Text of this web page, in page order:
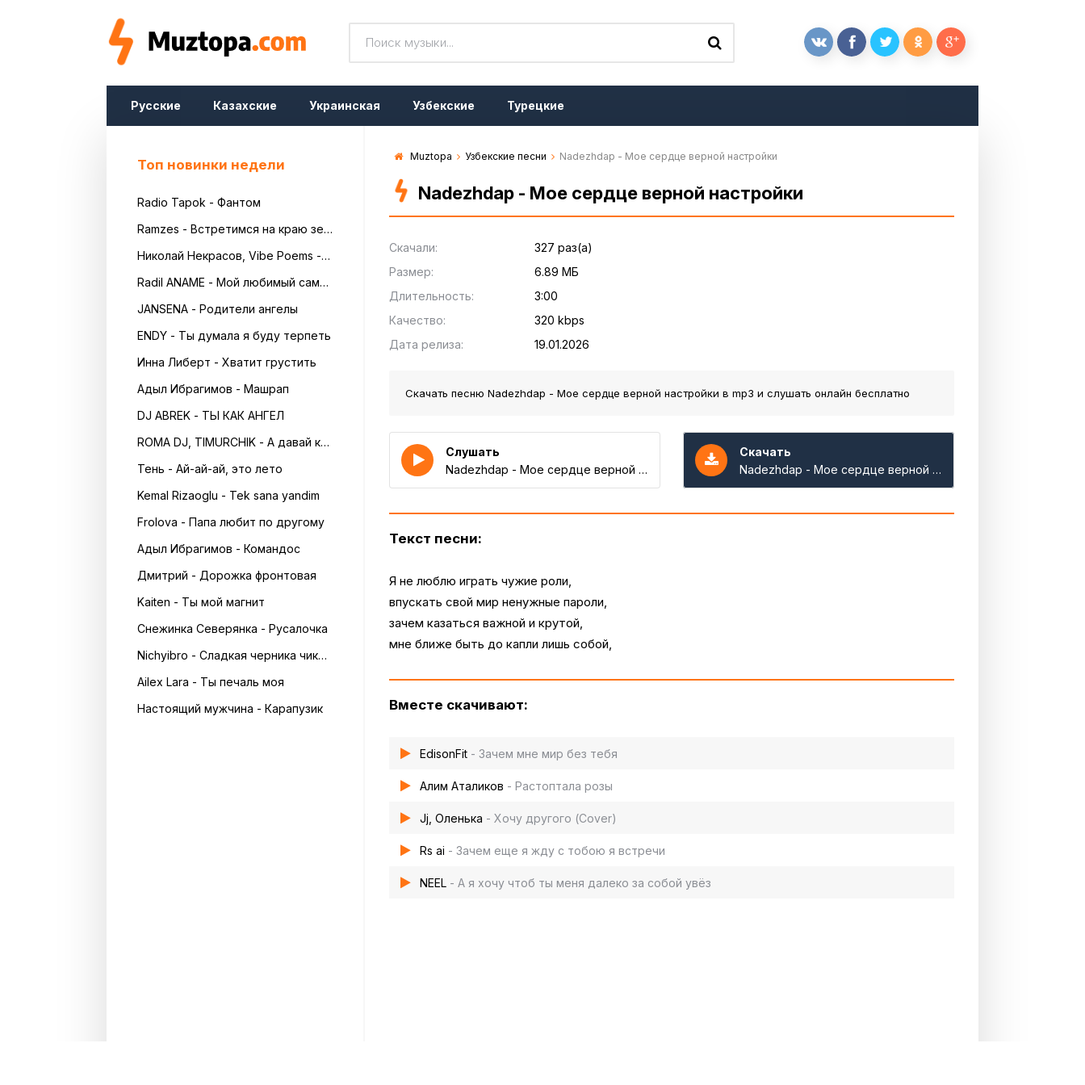
Русские Казахские Украинская Узбекские Турецкие
Топ новинки недели
Radio Tapok - Фантом
Ramzes - Встретимся на краю земли
Николай Некрасов, Vibe Poems - Русь
Radil ANAME - Мой любимый самый красивый
JANSENA - Родители ангелы
ENDY - Ты думала я буду терпеть
Инна Либерт - Хватит грустить
Адыл Ибрагимов - Машрап
DJ ABREK - ТЫ КАК АНГЕЛ
ROMA DJ, TIMURCHIK - А давай кружитись в танці
Тень - Ай-ай-ай, это лето
Kemal Rizaoglu - Tek sana yandim
Frolova - Папа любит по другому
Адыл Ибрагимов - Командос
Дмитрий - Дорожка фронтовая
Kaiten - Ты мой магнит
Снежинка Северянка - Русалочка
Nichyibro - Сладкая черника чика чика
Ailex Lara - Ты печаль моя
Настоящий мужчина - Карапузик
Muztopa Узбекские песни Nadezhdap - Мое сердце верной настройки
Nadezhdap - Мое сердце верной настройки
Скачали:
327 раз(а)
Размер:
6.89 МБ
Длительность:
3:00
Качество:
320 kbps
Дата релиза:
19.01.2026
Скачать песню Nadezhdap - Мое сердце верной настройки в mp3 и слушать онлайн бесплатно
Слушать
Nadezhdap - Мое сердце верной настройки
Скачать
Nadezhdap - Мое сердце верной настройки
Текст песни:
Я не люблю играть чужие роли,
впускать свой мир ненужные пароли,
зачем казаться важной и крутой,
мне ближе быть до капли лишь собой,
Вместе скачивают:
EdisonFit - Зачем мне мир без тебя
Алим Аталиков - Растоптала розы
Jj, Оленька - Хочу другого (Cover)
Rs ai - Зачем еще я жду с тобою я встречи
NEEL - А я хочу чтоб ты меня далеко за собой увёз